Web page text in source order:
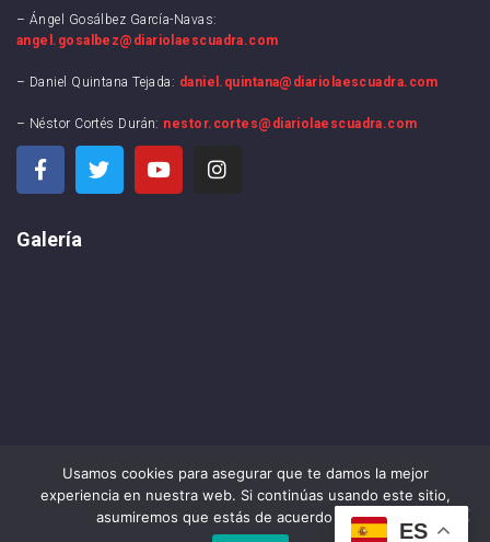
– Ángel Gosálbez García-Navas:
angel.gosalbez@diariolaescuadra.com
– Daniel Quintana Tejada: daniel.quintana@diariolaescuadra.com
– Néstor Cortés Durán: nestor.cortes@diariolaescuadra.com
Galería
ES
Usamos cookies para asegurar que te damos la mejor
experiencia en nuestra web. Si continúas usando este sitio,
asumiremos que estás de acuerdo con ello.